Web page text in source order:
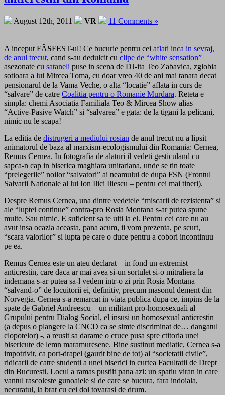
August 12th, 2011 VR 11 Comments »
A inceput FÂSFEST-ul! Ce bucurie pentru cei aflati inca in sevraj,
de anul trecut, cand s-au dedulcit cu clipe de “white sensation”
asezonate cu sataneli puse in scena de DJ-ita Teo Zabavica, zglobia
sotioara a lui Mircea Toma, cu doar vreo 40 de ani mai tanara decat
pensionarul de la Vama Veche, o alta “locatie” aflata in curs de
“salvare” de catre Coalitia pentru o Romanie Murdara. Reteta e
simpla: chemi Asociatia Familiala Teo & Mircea Show alias
“Active-Pasive Watch” si “salvarea” e gata: de la tigani la pelicani,
nimic nu le scapa!
La editia de distrugeri a mediului rosian de anul trecut nu a lipsit
animatorul de baza al marxism-ecologismului din Romania: Cernea,
Remus Cernea. In fotografia de alaturi il vedeti gesticuland cu
sapca-n cap in biserica maghiara unitariana, unde se tin toate
“prelegerile” noilor “salvatori” ai neamului de dupa FSN (Frontul
Salvarii Nationale al lui Ion Ilici Iliescu – pentru cei mai tineri).
Despre Remus Cernea, una dintre vedetele “miscarii de rezistenta” si
ale “luptei continue” contra-pro Rosia Montana s-ar putea spune
multe. Sau nimic. E suficient sa te uiti la el. Pentru cei care nu au
avut insa ocazia aceasta, pana acum, ii vom prezenta, pe scurt,
“scara valorilor” si lupta pe care o duce pentru a cobori incontinuu
pe ea.
Remus Cernea este un ateu declarat – in fond un extremist
anticrestin, care daca ar mai avea si-un sortulet si-o mitraliera la
indemana s-ar putea sa-l vedem intr-o zi prin Rosia Montana
“salvand-o” de locuitorii ei, definitiv, precum masonul dement din
Norvegia. Cernea s-a remarcat in viata publica dupa ce, impins de la
spate de Gabriel Andreescu – un militant pro-homosexuali al
Grupului pentru Dialog Social, el insusi un homosexual anticrestin
(a depus o plangere la CNCD ca se simte discriminat de… dangatul
clopotelor) -, a reusit sa darame o cruce pusa spre ctitoria unei
bisericute de lemn maramuresene. Bine sustinut mediatic, Cernea s-a
impotrivit, ca port-drapel (gaurit bine de tot) al “societatii civile”,
ridicarii de catre studenti a unei biserici in curtea Facultatii de Drept
din Bucuresti. Locul a ramas pustiit pana azi: un spatiu viran in care
vantul rascoleste gunoaiele si de care se bucura, fara indoiala,
necuratul, la brat cu cei doi tovarasi de drum.